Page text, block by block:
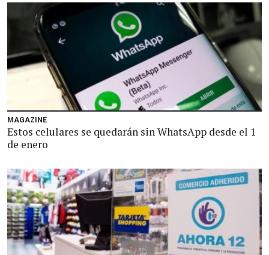
MAGAZINE
Estos celulares se quedarán sin WhatsApp desde el 1
de enero